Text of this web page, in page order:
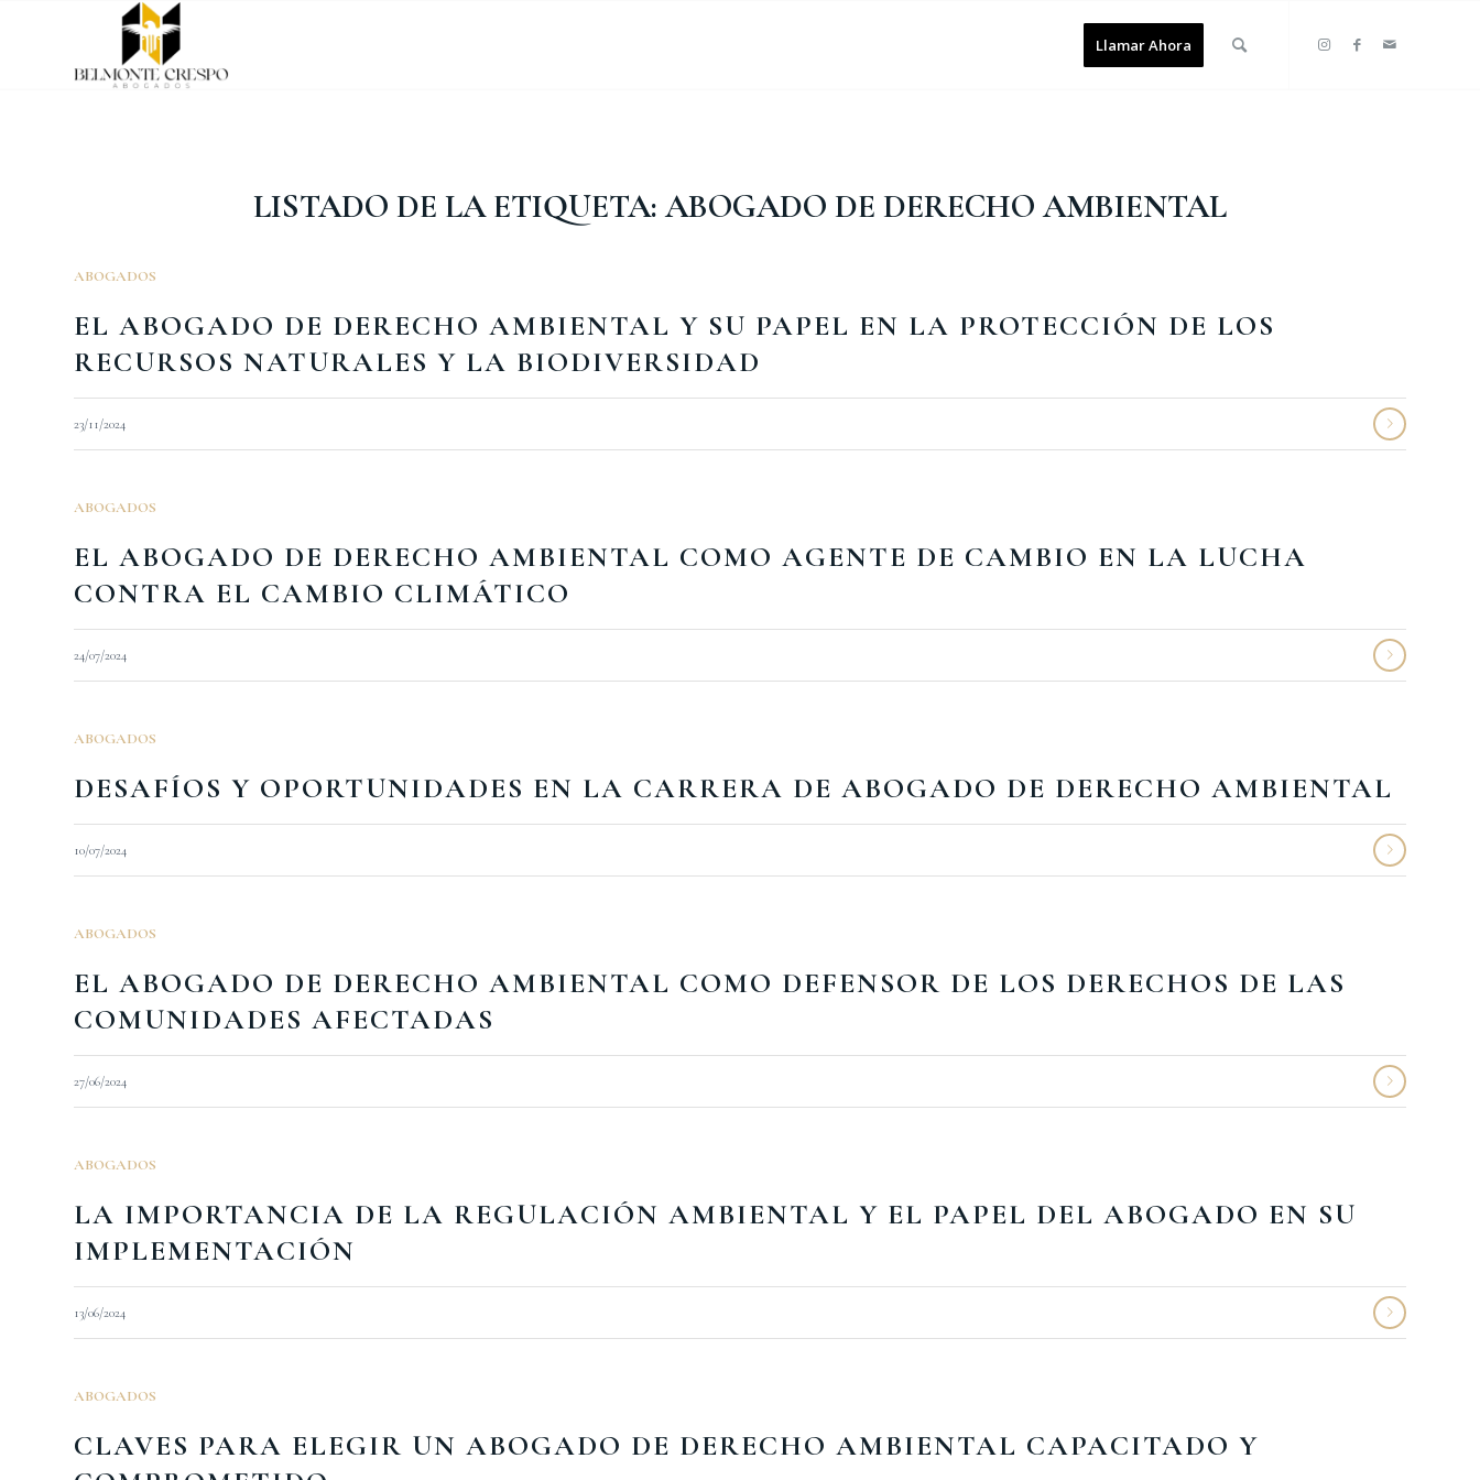
Llamar Ahora
LISTADO DE LA ETIQUETA:ABOGADO DE DERECHO AMBIENTAL
ABOGADOS
EL ABOGADO DE DERECHO AMBIENTAL Y SU PAPEL EN LA PROTECCIÓN DE LOS
RECURSOS NATURALES Y LA BIODIVERSIDAD
23/11/2024
ABOGADOS
EL ABOGADO DE DERECHO AMBIENTAL COMO AGENTE DE CAMBIO EN LA LUCHA
CONTRA EL CAMBIO CLIMÁTICO
24/07/2024
ABOGADOS
DESAFÍOS Y OPORTUNIDADES EN LA CARRERA DE ABOGADO DE DERECHO AMBIENTAL
10/07/2024
ABOGADOS
EL ABOGADO DE DERECHO AMBIENTAL COMO DEFENSOR DE LOS DERECHOS DE LAS
COMUNIDADES AFECTADAS
27/06/2024
ABOGADOS
LA IMPORTANCIA DE LA REGULACIÓN AMBIENTAL Y EL PAPEL DEL ABOGADO EN SU
IMPLEMENTACIÓN
13/06/2024
ABOGADOS
CLAVES PARA ELEGIR UN ABOGADO DE DERECHO AMBIENTAL CAPACITADO Y